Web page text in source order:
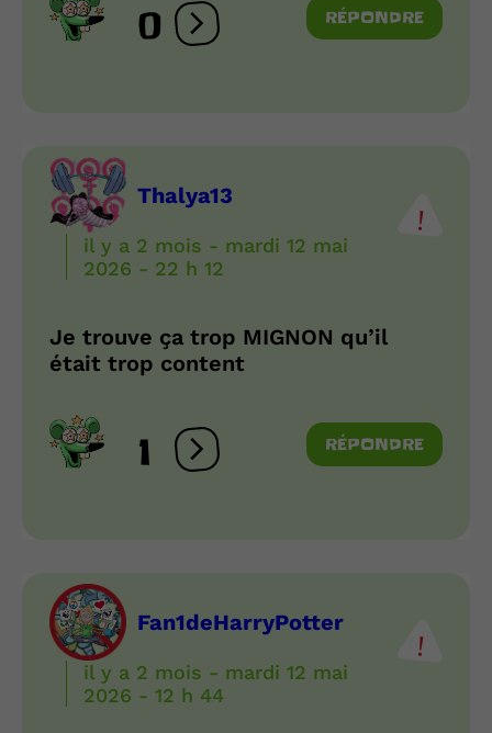
0 Ouvrir les réactions
RÉPONDRE
Thalya13
il y a 2 mois - mardi 12 mai
2026 - 22 h 12
Je trouve ça trop MIGNON qu’il
était trop content
1 Ouvrir les réactions
RÉPONDRE
Fan1deHarryPotter
il y a 2 mois - mardi 12 mai
2026 - 12 h 44